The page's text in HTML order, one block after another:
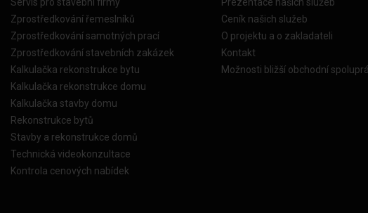
Zprostředkování řemeslníků
Zprostředkování samotných prací
Zprostředkování stavebních zakázek
Kalkulačka rekonstrukce bytu
Kalkulačka rekonstrukce domu
Kalkulačka stavby domu
Rekonstrukce bytů
Stavby a rekonstrukce domů
Technická videokonzultace
Kontrola cenových nabídek
Ceník našich služeb
O projektu a o zakladateli
Kontakt
Možnosti bližší obchodní